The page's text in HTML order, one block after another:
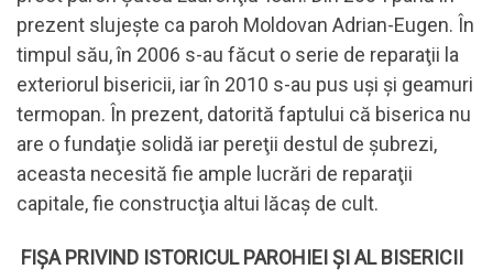
prezent slujeşte ca paroh Moldovan Adrian-Eugen. În
timpul său, în 2006 s-au făcut o serie de reparaţii la
exteriorul bisericii, iar în 2010 s-au pus uşi şi geamuri
termopan. În prezent, datorită faptului că biserica nu
are o fundaţie solidă iar pereţii destul de şubrezi,
aceasta necesită fie ample lucrări de reparaţii
capitale, fie construcţia altui lăcaş de cult.
FIȘA PRIVIND ISTORICUL PAROHIEI ȘI AL BISERICII